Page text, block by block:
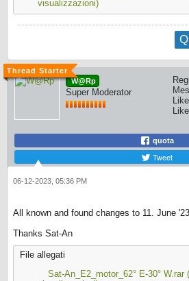
visualizzazioni)
W@Rp
Super Moderator
quota
Tweet
06-12-2023, 05:36 PM
All known and found changes to 11. June
Thanks Sat-An​
File allegati
Sat-An_E2_motor_62° E-30° W.rar